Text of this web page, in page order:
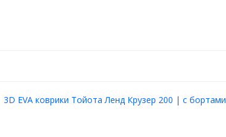
3D EVA коврики Тойота Ленд Крузер 200 | с бортами